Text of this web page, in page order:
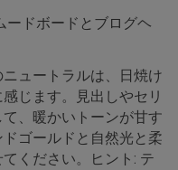
ードボードとブログヘ
ュートラルは、日焼け
じます。見出しやセリ
、暖かいトーンが甘す
ゴールドと自然光と柔
ください。ヒント: テ